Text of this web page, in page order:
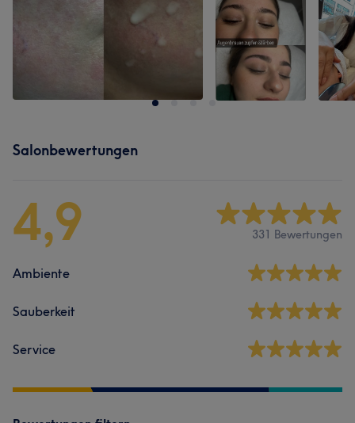
Salonbewertungen
4,9 331 Bewertungen
Ambiente
Sauberkeit
Service